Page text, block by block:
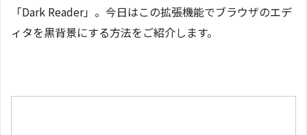
「Dark Reader」。今日はこの拡張機能でブラウザのエデ
ィタを黒背景にする方法をご紹介します。